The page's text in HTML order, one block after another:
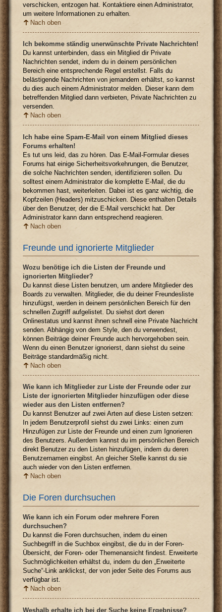
verschicken, entzogen hat. Kontaktiere einen Administrator,
um weitere Informationen zu erhalten.
Nach oben
Ich bekomme ständig unerwünschte Private Nachrichten!
Du kannst unterbinden, dass ein Mitglied dir Private
Nachrichten sendet, indem du in deinem persönlichen
Bereich eine entsprechende Regel erstellst. Falls du
belästigende Nachrichten von jemandem erhältst, so kannst
du dies auch einem Administrator melden. Dieser kann dem
betreffenden Mitglied dann verbieten, Private Nachrichten zu
versenden.
Nach oben
Ich habe eine Spam-E-Mail von einem Mitglied dieses
Forums erhalten!
Es tut uns leid, das zu hören. Das E-Mail-Formular dieses
Forums hat einige Sicherheitsvorkehrungen, die Benutzer,
die solche Nachrichten senden, identifizieren sollen. Du
solltest einem Administrator die komplette E-Mail, die du
bekommen hast, weiterleiten. Dabei ist es ganz wichtig, die
Kopfzeilen (Headers) mitzuschicken. Diese enthalten Details
über den Benutzer, der die E-Mail verschickt hat. Der
Administrator kann dann entsprechend reagieren.
Nach oben
Freunde und ignorierte Mitglieder
Wozu benötige ich die Listen der Freunde und
ignorierten Mitglieder?
Du kannst diese Listen benutzen, um andere Mitglieder des
Boards zu verwalten. Mitglieder, die du deiner Freundesliste
hinzufügst, werden in deinem persönlichen Bereich für den
schnellen Zugriff aufgelistet. Du siehst dort deren
Onlinestatus und kannst ihnen schnell eine Private Nachricht
senden. Abhängig von dem Style, den du verwendest,
können Beiträge deiner Freunde auch hervorgehoben sein.
Wenn du einen Benutzer ignorierst, dann siehst du seine
Beiträge standardmäßig nicht.
Nach oben
Wie kann ich Mitglieder zur Liste der Freunde oder zur
Liste der ignorierten Mitglieder hinzufügen oder diese
wieder aus den Listen entfernen?
Du kannst Benutzer auf zwei Arten auf diese Listen setzen:
In jedem Benutzerprofil siehst du zwei Links: einen zum
Hinzufügen zur Liste der Freunde und einen zum Ignorieren
des Benutzers. Außerdem kannst du im persönlichen Bereich
direkt Benutzer zu den Listen hinzufügen, indem du deren
Benutzernamen eingibst. An gleicher Stelle kannst du sie
auch wieder von den Listen entfernen.
Nach oben
Die Foren durchsuchen
Wie kann ich ein Forum oder mehrere Foren
durchsuchen?
Du kannst die Foren durchsuchen, indem du einen
Suchbegriff in die Suchbox eingibst, die du in der Foren-
Übersicht, der Foren- oder Themenansicht findest. Erweiterte
Suchmöglichkeiten erhältst du, indem du den „Erweiterte
Suche“-Link anklickst, der von jeder Seite des Forums aus
verfügbar ist.
Nach oben
Weshalb erhalte ich bei der Suche keine Ergebnisse?